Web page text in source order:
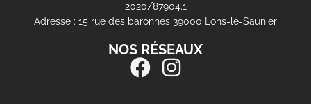
2020/87904.1
Adresse : 15 rue des baronnes 39000 Lons-le-Saunier
NOS RÉSEAUX